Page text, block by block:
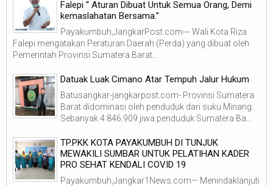
Falepi “ Aturan Dibuat Untuk Semua Orang, Demi
kemaslahatan Bersama.”
Payakumbuh,JangkarPost.com--- Wali Kota Riza
Falepi mengatakan Peraturan Daerah (Perda) yang dibuat oleh
Pemerintah Provinsi Sumatera Barat...
Datuak Luak Cimano Atar Tempuh Jalur Hukum
Batusangkar-jangkarpost.com- Provinsi Sumatera
Barat didominasi oleh penduduk dari suku Minang.
Sebanyak 4.846.909 jiwa penduduk Sumatera Ba...
TP.PKK KOTA PAYAKUMBUH DI TUNJUK
MEWAKILI SUMBAR UNTUK PELATIHAN KADER
PRO SEHAT KENDALI COVID 19
Payakumbuh,Jangkar1News.com— Menindaklanjuti